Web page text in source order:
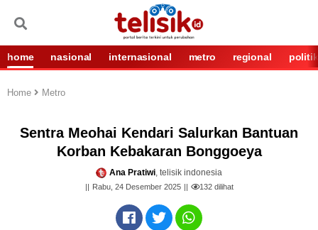
home nasional internasional metro regional politik
Home Metro
Sentra Meohai Kendari Salurkan Bantuan
Korban Kebakaran Bonggoeya
Ana Pratiwi, telisik indonesia
Rabu, 24 Desember 2025 132dilihat